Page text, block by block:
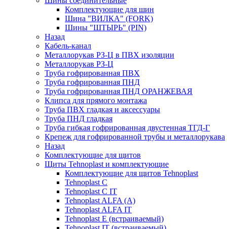
Комплектующие для шин
Шина "ВИЛКА" (FORK)
Шины "ШТЫРЬ" (PIN)
Назад
Кабель-канал
Металлорукав РЗ-Ц в ПВХ изоляции
Металлорукав РЗ-Ц
Труба гофрированная ПВХ
Труба гофрированная ПНД
Труба гофрированная ПНД ОРАНЖЕВАЯ
Клипса для прямого монтажа
Труба ПВХ гладкая и аксессуары
Труба ПНД гладкая
Труба гибкая гофрированная двустенная ТГД-Г
Крепеж для гофрированной трубы и металлорукава
Назад
Комплектующие для щитов
Щиты Tehnoplast и комплектующие
Комплектующие для щитов Tehnoplast
Tehnoplast C
Tehnoplast C IT
Tehnoplast ALFA (А)
Tehnoplast ALFA IT
Tehnoplast E (встраиваемый)